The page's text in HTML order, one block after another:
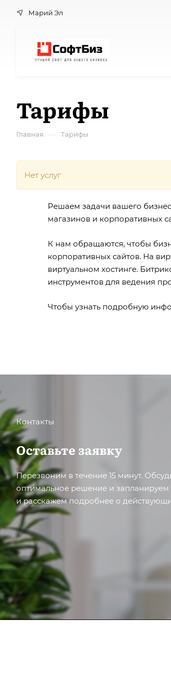
Марий Эл
Тарифы
Главная — Тарифы
Нет услуг
Решаем задачи вашего
магазинов и корпоративных
К нам обращаются, чтобы
корпоративных сайтов. На
виртуальном хостинге.
инструментов для ведения
Чтобы узнать подробную
Контакты
Оставьте заявку
Перезвоним в течение 15 минут.
оптимальное решение и
и расскажем подробнее о